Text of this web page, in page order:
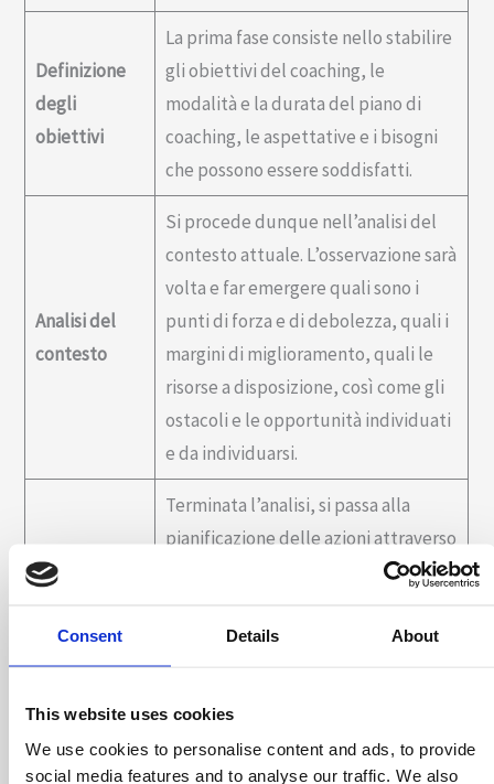
Consent Details About
This website uses cookies
We use cookies to personalise content and ads, to provide
social media features and to analyse our traffic. We also
Definizione
degli
obiettivi
La prima fase consiste nello stabilire
gli obiettivi del coaching, le
modalità e la durata del piano di
coaching, le aspettative e i bisogni
che possono essere soddisfatti.
Analisi del
contesto
Si procede dunque nell’analisi del
contesto attuale. L’osservazione sarà
volta e far emergere quali sono i
punti di forza e di debolezza, quali i
margini di miglioramento, quali le
risorse a disposizione, così come gli
ostacoli e le opportunità individuati
e da individuarsi.
Terminata l’analisi, si passa alla
pianificazione delle azioni attraverso
la condivisione di un piano che
obiettivi prefissati. Il piano sarà
declinato in azioni da intraprendere,
risorse da impiegare, monitoraggi e